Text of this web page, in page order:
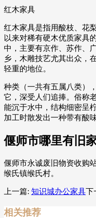
红木家具
红木家具是指用酸枝、花
以来对稀有硬木优质家具
中，主要有京作、苏作、
乡，木雕技艺尤其出众，
轻重的地位。
种类（一共有五属八类）
它，深受人们追捧。俗称
能沉于水中，结构细密呈
加工时散发出一种带有酸
偃师市哪里有旧
偃师市永诚废旧物资收购
缑氏镇缑氏村。
上一篇: 知识城办公家具下
相关推荐